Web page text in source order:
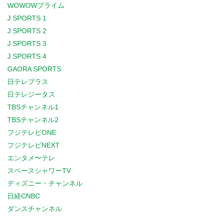
WOWOWプライム
J SPORTS 1
J SPORTS 2
J SPORTS 3
J SPORTS 4
GAORA SPORTS
日テレプラス
日テレジータス
TBSチャンネル1
TBSチャンネル2
フジテレビONE
フジテレビNEXT
エンタメ〜テレ
スペースシャワーTV
ディズニー・チャンネル
日経CNBC
ダンスチャンネル